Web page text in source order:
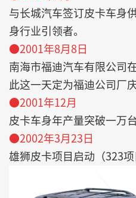
与长城汽车签订皮卡车身
身行业引领者。
●2001年8月8日
南海市福迪汽车有限公司
此这一天定为福迪公司厂庆
●2001年12月
皮卡车身年产量突破一万台
●2002年3月23日
雄狮皮卡项目启动（323项